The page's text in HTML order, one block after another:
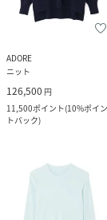
ADORE
ニット
126,500 円
11,500ポイント(10%ポイン
トバック)